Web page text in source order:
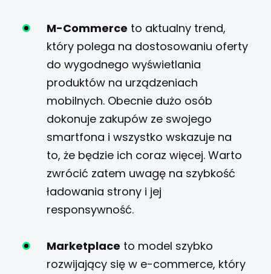
M-Commerce to aktualny trend,
który polega na dostosowaniu oferty
do wygodnego wyświetlania
produktów na urządzeniach
mobilnych. Obecnie dużo osób
dokonuje zakupów ze swojego
smartfona i wszystko wskazuje na
to, że będzie ich coraz więcej. Warto
zwrócić zatem uwagę na szybkość
ładowania strony i jej
responsywność.
Marketplace to model szybko
rozwijający się w e-commerce, który